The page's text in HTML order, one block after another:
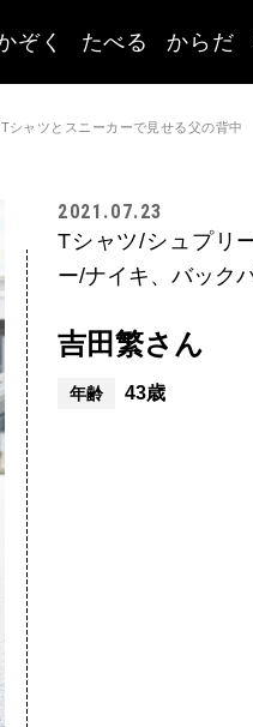
ぞく たべる からだ
シャツとスニーカーで見せる父の背中
2021.07.23
Tシャツ/シュプリ
ー/ナイキ、バック
吉田繁さん
年齢 43歳